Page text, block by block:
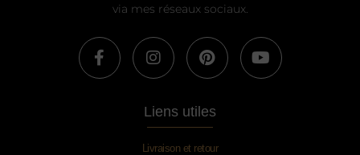
via mes réseaux sociaux.
Liens utiles
Livraison et retour